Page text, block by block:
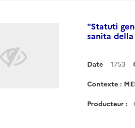
"Statuti
sanita
Date 1753
Contexte :
Producteur :